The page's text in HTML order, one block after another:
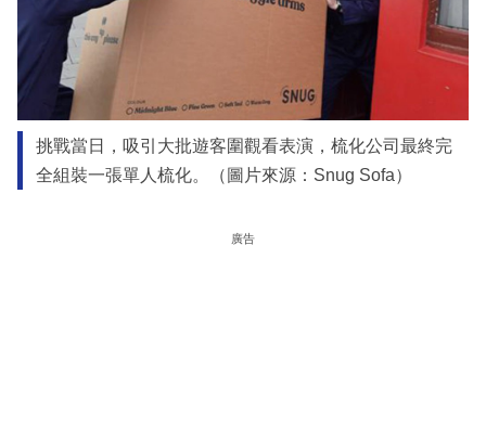
挑戰當日，吸引大批遊客圍觀看表演，梳化公司最終完
全組裝一張單人梳化。（圖片來源：Snug Sofa）
廣告